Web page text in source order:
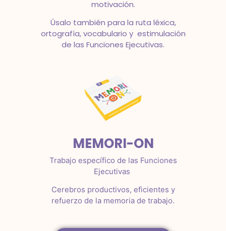
motivación.
Úsalo también para la ruta léxica,
ortografía, vocabulario y estimulación
de las Funciones Ejecutivas.
MEMORI-ON
Trabajo específico de las Funciones
Ejecutivas
Cerebros productivos, eficientes y
refuerzo de la memoria de trabajo.